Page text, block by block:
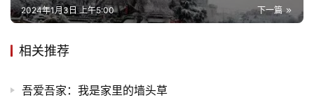
下一篇
2024年1月3日 上午5:00
相关推荐
吾爱吾家：我是家里的墙头草